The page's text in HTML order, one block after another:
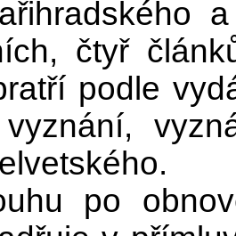
čtyř
podle
po